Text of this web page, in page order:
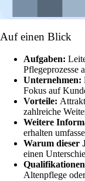
Auf einen Blick
Aufgaben:
Pflegeprozesse
Unternehmen:
Fokus auf
Vorteile:
zahlreiche
Weitere
erhalten
Warum dieser
einen
Altenpflege